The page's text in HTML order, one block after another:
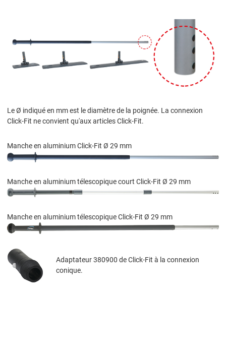
Le Ø indiqué en mm est le diamètre de la poignée. La connexion
Click-Fit ne convient qu'aux articles Click-Fit.
Manche en aluminium Click-Fit Ø 29 mm
Manche en aluminium télescopique court Click-Fit Ø 29 mm
Manche en aluminium télescopique Click-Fit Ø 29 mm
Adaptateur 380900 de Click-Fit à la connexion
conique.